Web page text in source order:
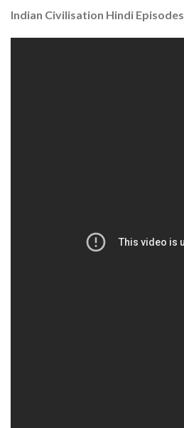
Indian Civilisation Hindi Episodes